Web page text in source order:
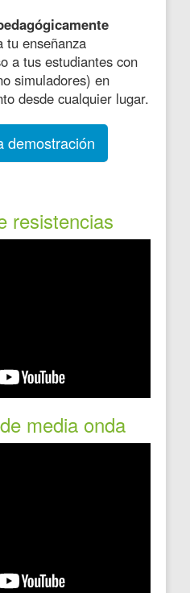
tu enseñanza
a tus estudiantes con
simuladores) en
desde cualquier lugar.
demostración
resistencias
media onda